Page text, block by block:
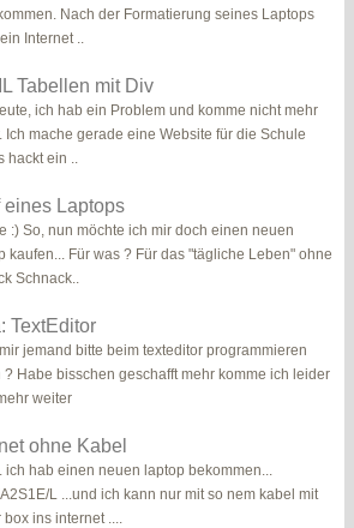
Nach der Formatierung seines Laptops
Internet ..
Tabellen mit Div
ich hab ein Problem und komme nicht mehr
Ich mache gerade eine Website für die Schule
hackt ein ..
eines Laptops
:) So, nun möchte ich mir doch einen neuen
kaufen... Für was ? Für das "tägliche Leben" ohne
Schnack..
TextEditor
jemand bitte beim texteditor programmieren
? Habe bisschen geschafft mehr komme ich leider
weiter
ohne Kabel
ich hab einen neuen laptop bekommen...
L ...und ich kann nur mit so nem kabel mit
box ins internet ....